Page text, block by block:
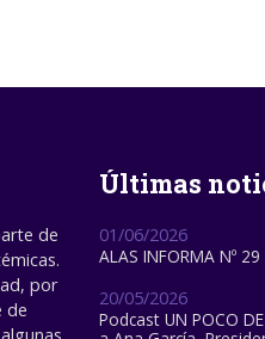
de
por
de
Últimas
01/06/2026
ALAS INFORMA Nº 29
20/05/2026
Podcast UN POCO